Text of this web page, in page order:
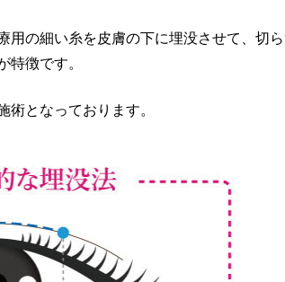
用の細い糸を皮膚の下に埋没させて、切
特徴です。
術となっております。